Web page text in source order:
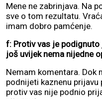
Mene ne zabrinjava. Na
sve o tom rezultatu.
imam dobro pamćenje.
f: Protiv vas je podignuto
još uvijek nema nijedne
Nemam komentara.
podnijeti kaznenu prijavu
protiv vas nije podnio